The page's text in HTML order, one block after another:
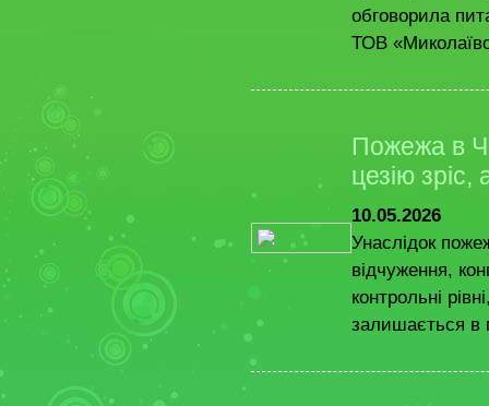
обговорила
ТОВ
Пожежа в
цезію
10.05.2026
Унаслідок
відчуження,
контрольні
залишається